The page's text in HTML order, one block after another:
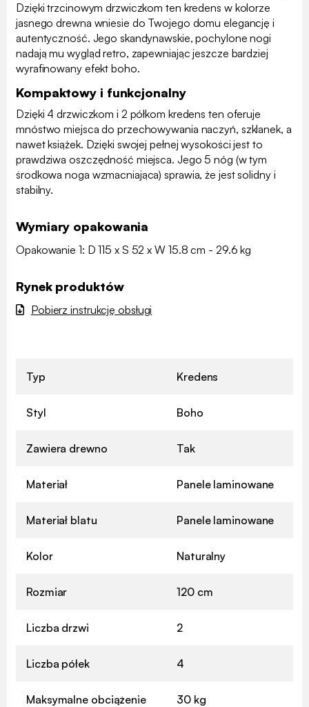
Dzięki trzcinowym drzwiczkom ten kredens w kolorze
jasnego drewna wniesie do Twojego domu elegancję i
autentyczność. Jego skandynawskie, pochylone nogi
nadają mu wygląd retro, zapewniając jeszcze bardziej
wyrafinowany efekt boho.
Kompaktowy i funkcjonalny
Dzięki 4 drzwiczkom i 2 półkom kredens ten oferuje
mnóstwo miejsca do przechowywania naczyń, szklanek, a
nawet książek. Dzięki swojej pełnej wysokości jest to
prawdziwa oszczędność miejsca. Jego 5 nóg (w tym
środkowa noga wzmacniająca) sprawia, że jest solidny i
stabilny.
Wymiary opakowania
Opakowanie 1: D 115 x S 52 x W 15.8 cm - 29.6 kg
Rynek produktów
Pobierz instrukcję obsługi
Typ Kredens
Styl Boho
Zawiera drewno Tak
Materiał Panele laminowane
Materiał blatu Panele laminowane
Kolor Naturalny
Rozmiar 120 cm
Liczba drzwi 2
Liczba półek 4
Maksymalne obciążenie 30 kg